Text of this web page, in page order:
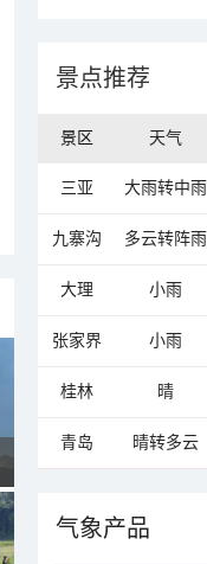
景点推荐
景区 天气
三亚 大雨转中雨
九寨沟 多云转阵雨
大理 小雨
张家界 小雨
桂林 晴
青岛 晴转多云
气象产品